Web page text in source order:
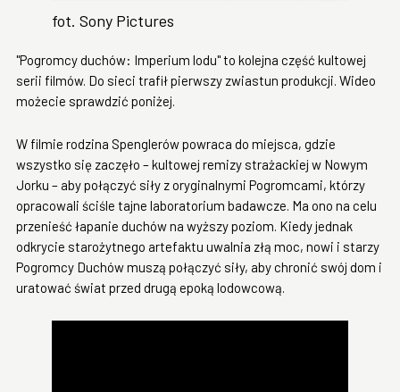
fot. Sony Pictures
"Pogromcy duchów: Imperium lodu" to kolejna część kultowej
serii filmów. Do sieci trafił pierwszy zwiastun produkcji. Wideo
możecie sprawdzić poniżej.
W filmie rodzina Spenglerów powraca do miejsca, gdzie
wszystko się zaczęło – kultowej remizy strażackiej w Nowym
Jorku – aby połączyć siły z oryginalnymi Pogromcami, którzy
opracowali ściśle tajne laboratorium badawcze. Ma ono na celu
przenieść łapanie duchów na wyższy poziom. Kiedy jednak
odkrycie starożytnego artefaktu uwalnia złą moc, nowi i starzy
Pogromcy Duchów muszą połączyć siły, aby chronić swój dom i
uratować świat przed drugą epoką lodowcową.